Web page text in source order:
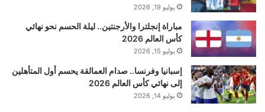
يوليو 19, 2026
مباراة إنجلترا والأرجنتين.. ليلة الحسم نحو نهائي
كأس العالم 2026
يوليو 15, 2026
إسبانيا وفرنسا.. صدام العمالقة يحسم أول المتأهلين
إلى نهائي كأس العالم 2026
يوليو 14, 2026